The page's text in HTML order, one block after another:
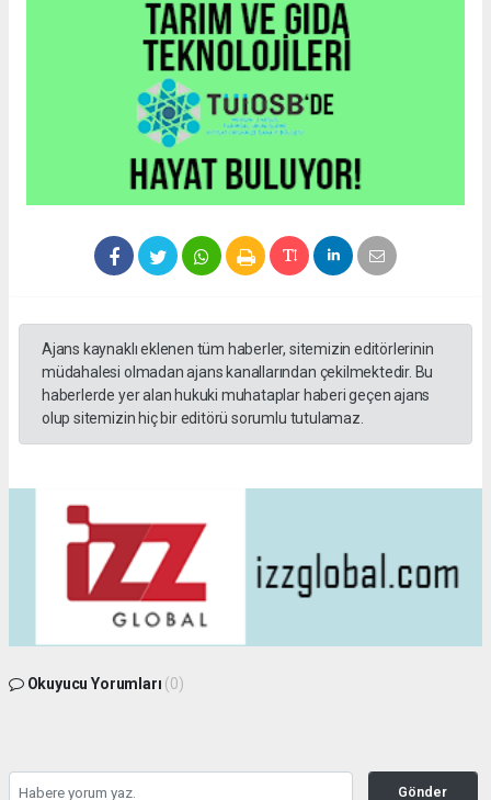
Ajans kaynaklı eklenen tüm haberler, sitemizin editörlerinin
müdahalesi olmadan ajans kanallarından çekilmektedir. Bu
haberlerde yer alan hukuki muhataplar haberi geçen ajans
olup sitemizin hiç bir editörü sorumlu tutulamaz.
Okuyucu Yorumları (0)
Gönder